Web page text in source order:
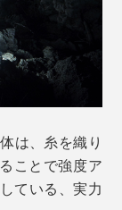
は、糸を織り
ことで強度ア
ている、実力